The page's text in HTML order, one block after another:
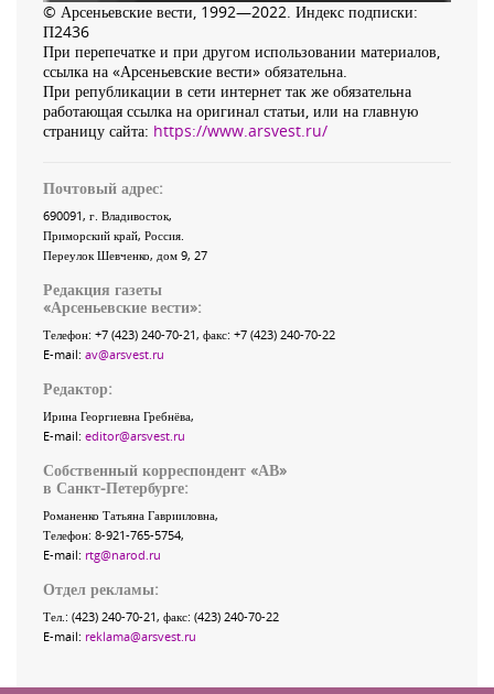
© Арсеньевские вести, 1992—2022. Индекс подписки:
П2436
При перепечатке и при другом использовании материалов,
ссылка на «Арсеньевские вести» обязательна.
При републикации в сети интернет так же обязательна
работающая ссылка на оригинал статьи, или на главную
страницу сайта: https://www.arsvest.ru/
Почтовый адрес:
690091, г. Владивосток,
Приморский край, Россия.
Переулок Шевченко, дом 9, 27
Редакция газеты
«Арсеньевские вести»:
Телефон: +7 (423) 240-70-21, факс: +7 (423) 240-70-22
E-mail: av@arsvest.ru
Редактор:
Ирина Георгиевна Гребнёва,
E-mail: editor@arsvest.ru
Собственный корреспондент «АВ»
в Санкт-Петербурге:
Романенко Татьяна Гаврииловна,
Телефон: 8-921-765-5754,
E-mail: rtg@narod.ru
Отдел рекламы:
Тел.: (423) 240-70-21, факс: (423) 240-70-22
E-mail: reklama@arsvest.ru